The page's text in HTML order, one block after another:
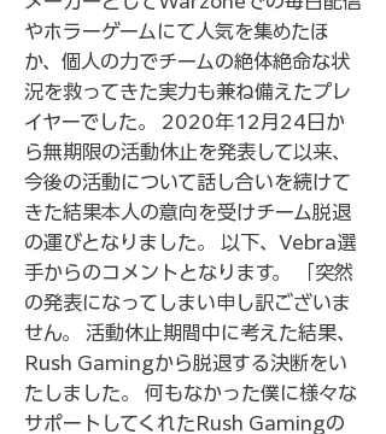
やホラーゲームにて人気を集めたほ
か、個人の力でチームの絶体絶命な状
況を救ってきた実力も兼ね備えたプレ
イヤーでした。 2020年12月24日か
ら無期限の活動休止を発表して以来、
今後の活動について話し合いを続けて
きた結果本人の意向を受けチーム脱退
の運びとなりました。 以下、Vebra選
手からのコメントとなります。 「突然
の発表になってしまい申し訳ございま
せん。 活動休止期間中に考えた結果、
Rush Gamingから脱退する決断をい
たしました。 何もなかった僕に様々な
サポートしてくれたRush Gamingの